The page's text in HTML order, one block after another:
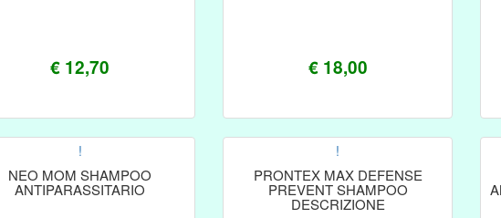
€ 12,70 € 18,00
!
NEO MOM SHAMPOO
ANTIPARASSITARIO
!
PRONTEX MAX DEFENSE
PREVENT SHAMPOO
DESCRIZIONE